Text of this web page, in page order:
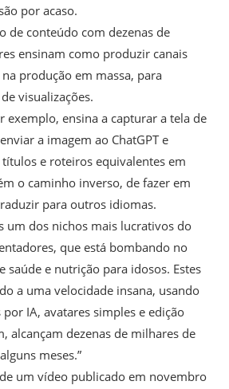
por acaso.
de conteúdo com dezenas de
ensinam como produzir canais
produção em massa, para
visualizações.
exemplo, ensina a capturar a tela de
a imagem ao ChatGPT e
e roteiros equivalentes em
o caminho inverso, de fazer em
para outros idiomas.
um dos nichos mais lucrativos do
que está bombando no
saúde e nutrição para idosos. Estes
a uma velocidade insana, usando
IA, avatares simples e edição
alcançam dezenas de milhares de
meses.”
um vídeo publicado em novembro